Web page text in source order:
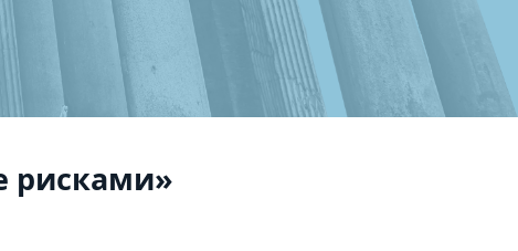
рисками»